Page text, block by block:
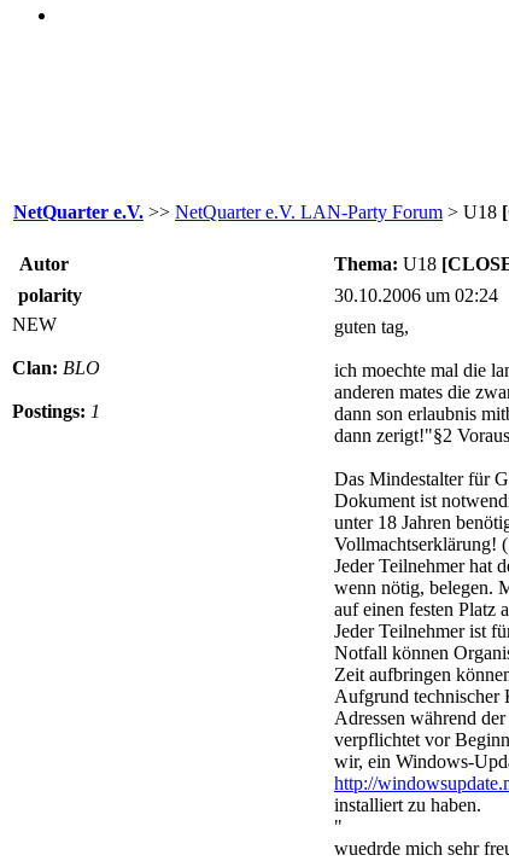
NetQuarter e.V. >> NetQuarter e.V. LAN-Party Forum > U18
Autor Thema: U18
polarity
30.10.2006 um 02:24
NEW
Clan: BLO
Postings: 1
guten tag,
ich moechte mal die
anderen mates die
dann son erlaubnis
dann zerigt!"§2
Das Mindestalter für
Dokument ist
unter 18 Jahren
Vollmachtserklärung!
Jeder Teilnehmer hat
wenn nötig, belegen.
auf einen festen Platz
Jeder Teilnehmer ist
Notfall können
Zeit aufbringen
Aufgrund technischer
Adressen während
verpflichtet vor
wir, ein Windows-
http://
installiert zu haben.
"
wuedrde mich sehr